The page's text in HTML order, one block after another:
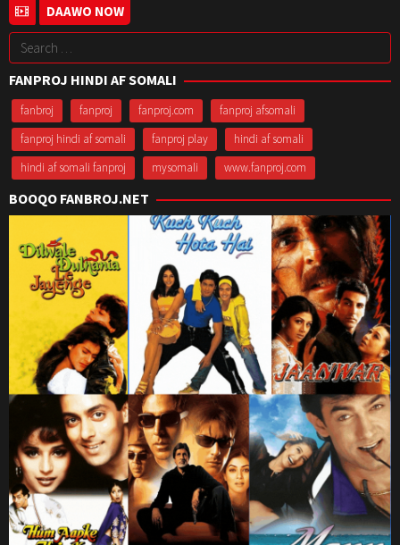
14
Mar
2003
Peter
Chiang
DAAWO NOW
Search
for:
FANPROJ HINDI AF SOMALI
fanbroj fanproj fanproj.com
fanproj afsomali
fanproj hindi af somali
fanproj play
hindi af somali
hindi af somali fanproj
mysomali www.fanproj.com
BOOQO FANBROJ.NET